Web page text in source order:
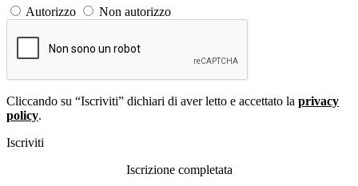
Autorizzo Non autorizzo
Cliccando su “Iscriviti” dichiari di aver letto e accettato la privacy
policy.
Iscriviti
Iscrizione completata